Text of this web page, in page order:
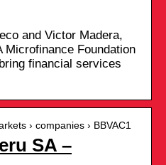
and Victor Madera,
Microfinance Foundation
financial services
› companies › BBVAC1
SA –